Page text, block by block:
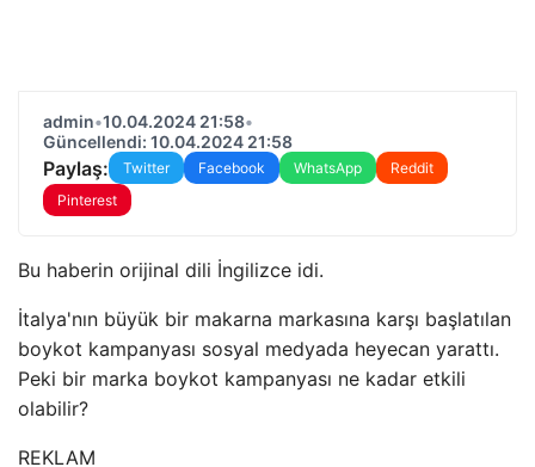
admin•10.04.2024 21:58•
Güncellendi: 10.04.2024 21:58
Paylaş: Twitter Facebook WhatsApp
Reddit
Pinterest
Bu haberin orijinal dili İngilizce idi.
İtalya'nın büyük bir makarna markasına karşı başlatılan
boykot kampanyası sosyal medyada heyecan yarattı.
Peki bir marka boykot kampanyası ne kadar etkili
olabilir?
REKLAM